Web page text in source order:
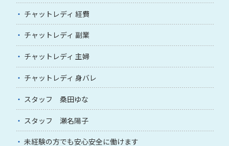
チャットレディ 経費
チャットレディ 副業
チャットレディ 主婦
チャットレディ 身バレ
スタッフ 桑田ゆな
スタッフ 瀬名陽子
未経験の方でも安心安全に働けます